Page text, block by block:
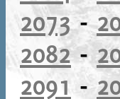
2073-
2082-
2091 -